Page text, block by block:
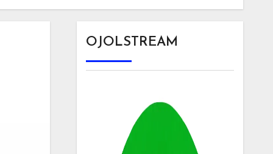
OJOLSTREAM